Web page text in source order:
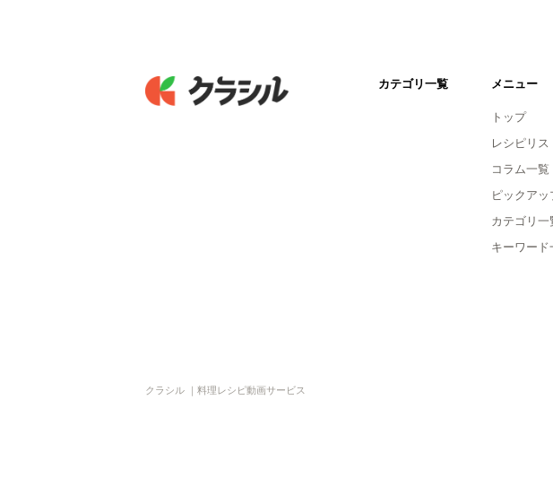
カテゴリ一覧 メニュー
トップ
レシピリス
コラム一覧
ピックアッ
カテゴリ一
キーワード
クラシル ｜料理レシピ動画サービス